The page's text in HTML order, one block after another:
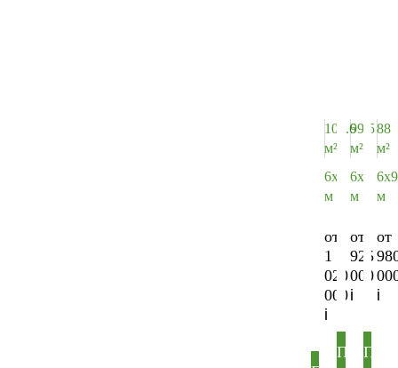
101.6
м²
6х9
м
от
1
020
000
99.5
м²
6х9
м
от
925
000
88
м²
6х9
м
от